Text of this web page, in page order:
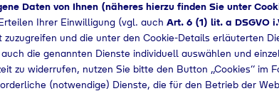
Daten von Ihnen (näheres hierzu finden Sie unter
Ihrer Einwilligung (vgl. auch Art. 6 (1) lit. a DSGVO
und die unter den Cookie-Details erläuterten
die genannten Dienste individuell auswählen und
zu widerrufen, nutzen Sie bitte den Button „Cookies“ im
(notwendige) Dienste, die für den Betrieb der